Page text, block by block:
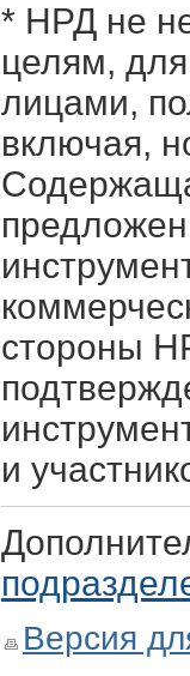
* НРД не
целям,
лицами,
включая,
стороны
и
Версия